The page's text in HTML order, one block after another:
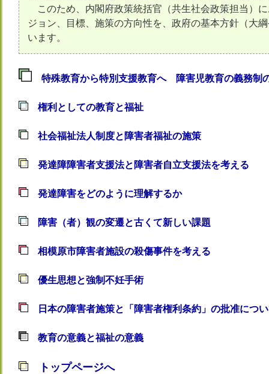
このため、内閣府政策統括官（共生社会政策担当）
ジョン、目標、施策の方向性を、政府の基本方針（大
います。
特殊教育から特別支援教育へ 障害児教育の義務制
権利としての教育と福祉
社会福祉法人制度と障害者福祉の施策
発達障障害者支援法と障害者自立支援法を考える
発達障害をどのように理解するか
障害（者）観の変遷と古くて新しい課題
相模原市障害者施設の殺傷事件を考える
優生思想と強制不妊手術
日本の障害者施策と「障害者権利条約」の批准につ
教育の意義と福祉の意義
トップページへ